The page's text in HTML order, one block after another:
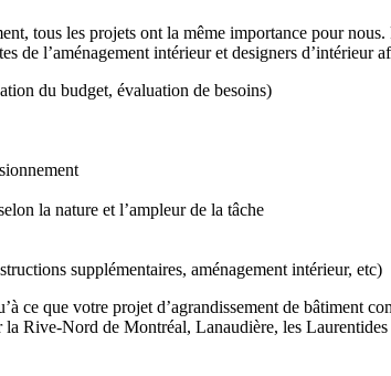
tous les projets ont la même importance pour
de l’aménagement intérieur et designers
du budget, évaluation de besoins)
la nature et l’ampleur de la tâche
supplémentaires, aménagement intérieur, etc)
ce que votre projet d’agrandissement de bâtiment
Rive-Nord de Montréal, Lanaudière, les